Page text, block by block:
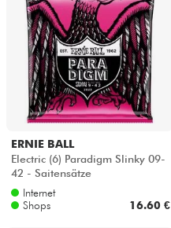
ERNIE BALL
Electric (6) Paradigm Slinky 09-
42 - Saitensätze
Internet
Shops
16.60 €